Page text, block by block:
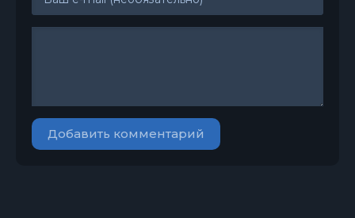
Добавить комментарий